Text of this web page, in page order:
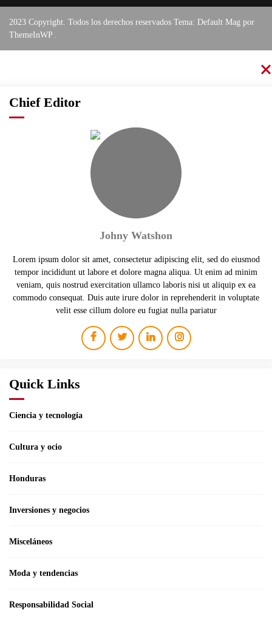
2023 Copyright. Todos los derechos reservados Tema: Default Mag por
ThemeInWP .
Chief Editor
Johny Watshon
Lorem ipsum dolor sit amet, consectetur adipiscing elit, sed do eiusmod
tempor incididunt ut labore et dolore magna aliqua. Ut enim ad minim
veniam, quis nostrud exercitation ullamco laboris nisi ut aliquip ex ea
commodo consequat. Duis aute irure dolor in reprehenderit in voluptate
velit esse cillum dolore eu fugiat nulla pariatur
Quick Links
Ciencia y tecnología
Cultura y ocio
Honduras
Inversiones y negocios
Misceláneos
Moda y tendencias
Responsabilidad Social